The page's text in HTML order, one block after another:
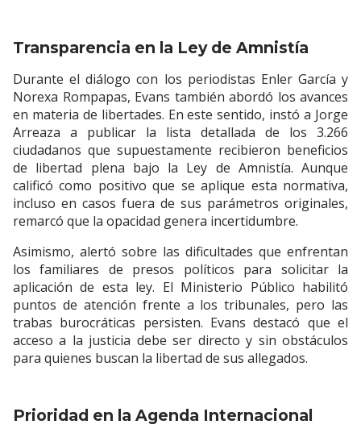
Transparencia en la Ley de Amnistía
Durante el diálogo con los periodistas Enler García y
Norexa Rompapas, Evans también abordó los avances
en materia de libertades. En este sentido, instó a Jorge
Arreaza a publicar la lista detallada de los 3.266
ciudadanos que supuestamente recibieron beneficios
de libertad plena bajo la Ley de Amnistía. Aunque
calificó como positivo que se aplique esta normativa,
incluso en casos fuera de sus parámetros originales,
remarcó que la opacidad genera incertidumbre.
Asimismo, alertó sobre las dificultades que enfrentan
los familiares de presos políticos para solicitar la
aplicación de esta ley. El Ministerio Público habilitó
puntos de atención frente a los tribunales, pero las
trabas burocráticas persisten. Evans destacó que el
acceso a la justicia debe ser directo y sin obstáculos
para quienes buscan la libertad de sus allegados.
Prioridad en la Agenda Internacional